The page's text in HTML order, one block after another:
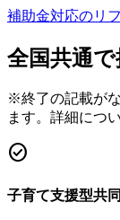
補助金対応のリ
全国共通
※終了の記載が
ます。詳細につ
check_circle
子育て支援型共